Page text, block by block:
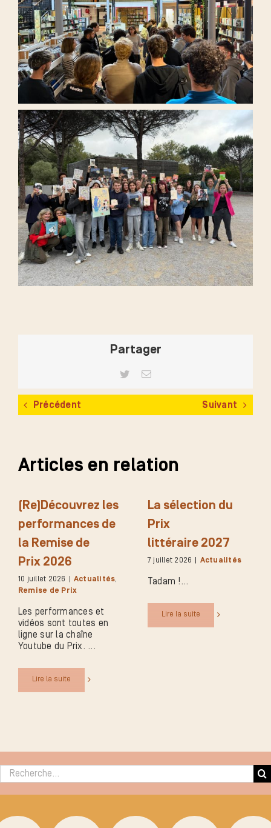
Partager
TwitterEmail
Précédent Suivant
Articles en relation
(Re)Découvrez les
performances de
la Remise de
Prix 2026
10 juillet 2026 | Actualités,
Remise de Prix
Les performances et
vidéos sont toutes en
ligne sur la chaîne
Youtube du Prix.
Lire la suite
La sélection du
Prix
littéraire 2027
7 juillet 2026 | Actualités
Tadam !
Lire la suite
Rechercher :